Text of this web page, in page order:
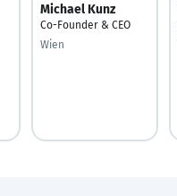
Michael Kunz
Co-Founder & CEO
Wien